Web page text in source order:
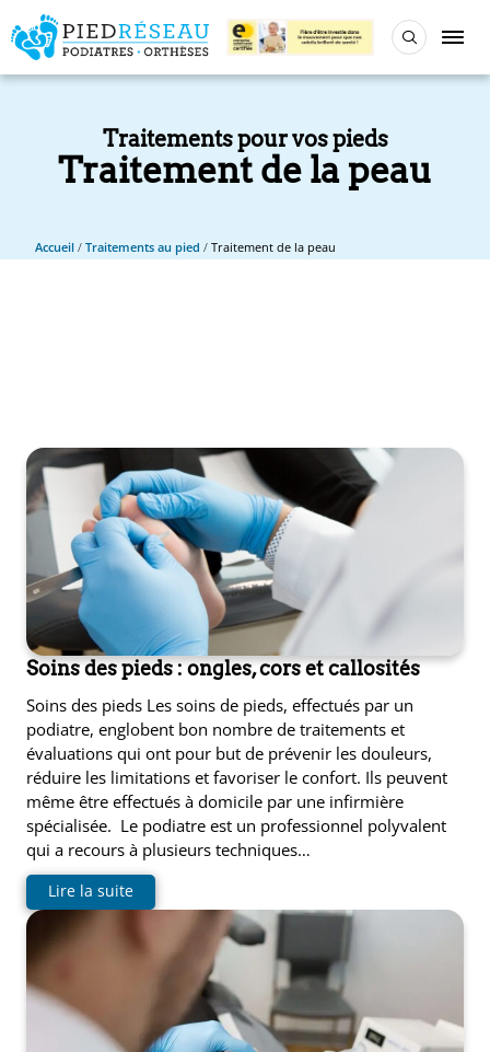
Traitements pour vos pieds
Traitement de la peau
Accueil / Traitements au pied / Traitement de la peau
Soins des pieds : ongles, cors et callosités
Soins des pieds Les soins de pieds, effectués par un
podiatre, englobent bon nombre de traitements et
évaluations qui ont pour but de prévenir les douleurs,
réduire les limitations et favoriser le confort. Ils peuvent
même être effectués à domicile par une infirmière
spécialisée. Le podiatre est un professionnel polyvalent
qui a recours à plusieurs techniques…
Lire la suite